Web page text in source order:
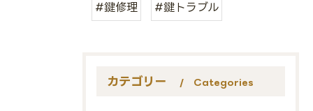
#鍵修理 #鍵トラブル
カテゴリー Categories